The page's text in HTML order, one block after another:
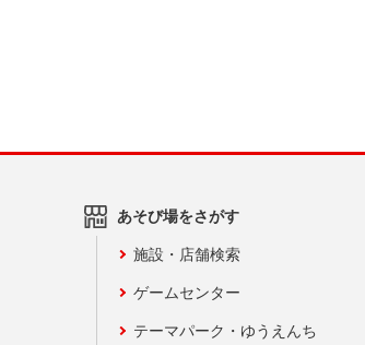
あそび場をさがす
施設・店舗検索
ゲームセンター
テーマパーク・ゆうえんち